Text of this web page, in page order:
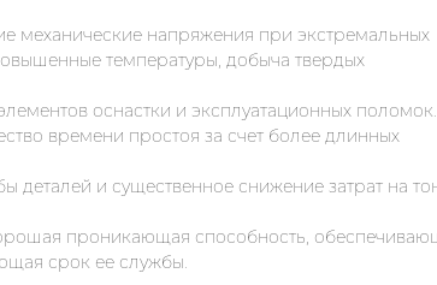
механические напряжения при экстремальных
температуры, добыча твердых
оснастки и эксплуатационных поломок.
времени простоя за счет более длинных
деталей и существенное снижение затрат на
проникающая способность,
срок ее службы.